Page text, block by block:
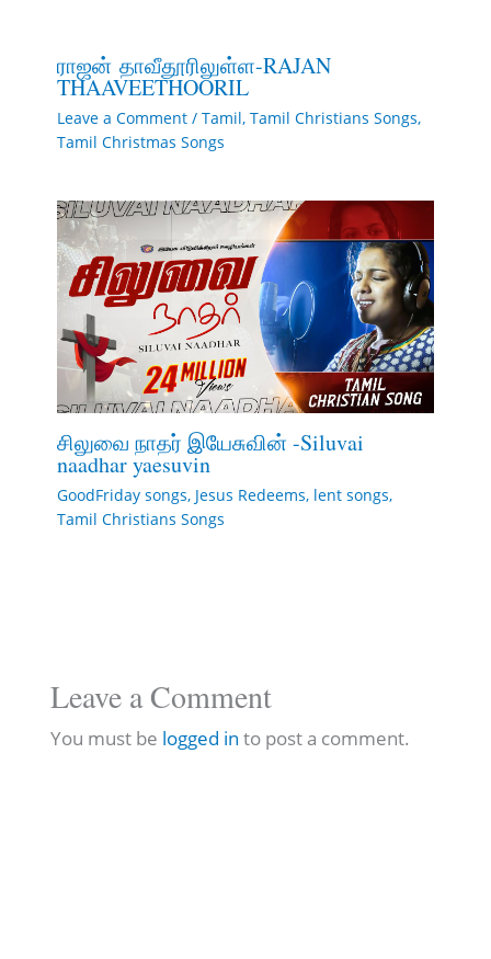
ராஜன் தாவீதூரிலுள்ள-RAJAN
THAAVEETHOORIL
Leave a Comment / Tamil, Tamil Christians Songs,
Tamil Christmas Songs
சிலுவை நாதர் இயேசுவின் -Siluvai
naadhar yaesuvin
GoodFriday songs, Jesus Redeems, lent songs,
Tamil Christians Songs
Leave a Comment
You must be logged in to post a comment.